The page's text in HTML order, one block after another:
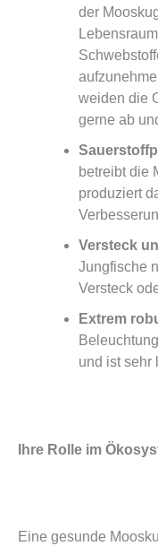
der
weiden die
gerne ab
betreibt die
produziert
Versteck
Jungfische
Versteck
Extrem
und ist sehr
Ihre Rolle im
Eine gesunde